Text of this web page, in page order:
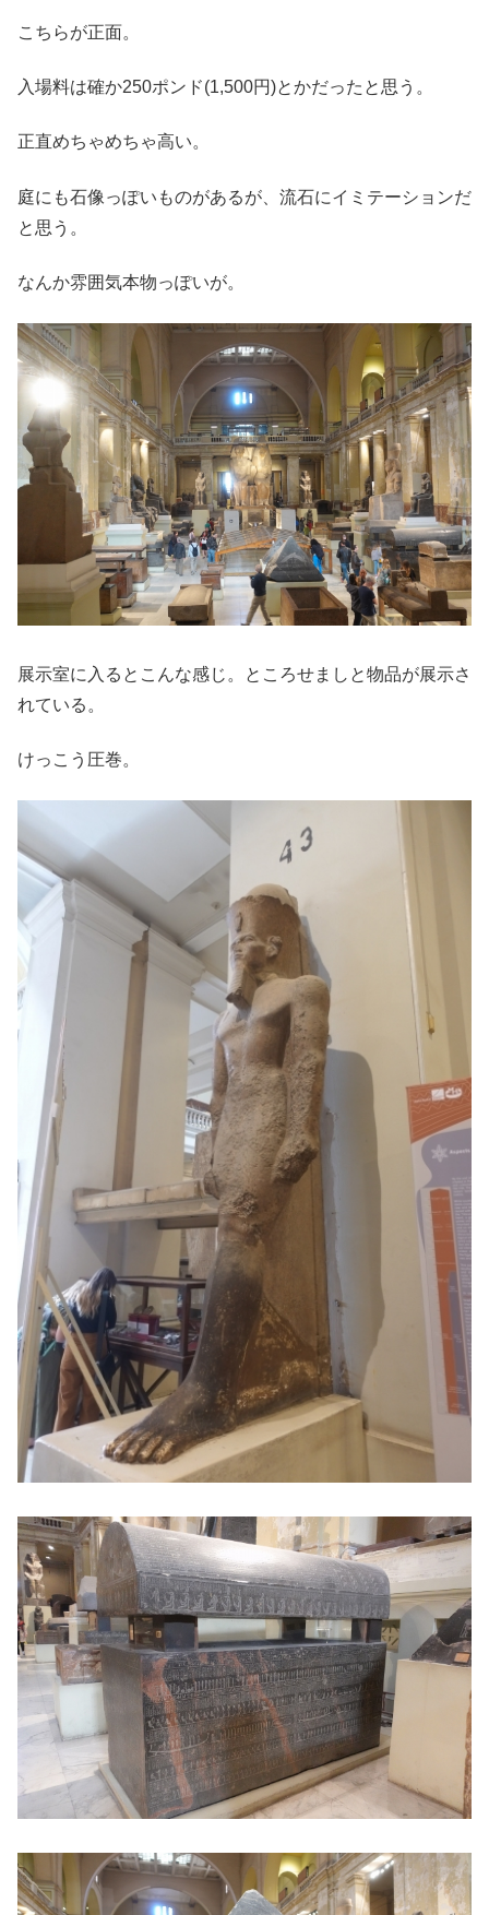
こちらが正面。
入場料は確か250ポンド(1,500円)とかだったと思う。
正直めちゃめちゃ高い。
庭にも石像っぽいものがあるが、流石にイミテーションだ
と思う。
なんか雰囲気本物っぽいが。
展示室に入るとこんな感じ。ところせましと物品が展示さ
れている。
けっこう圧巻。